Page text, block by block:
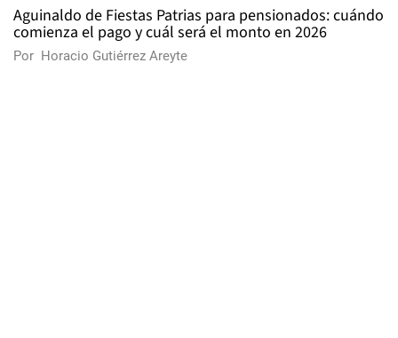
Aguinaldo de Fiestas Patrias para pensionados: cuándo
comienza el pago y cuál será el monto en 2026
Por Horacio Gutiérrez Areyte